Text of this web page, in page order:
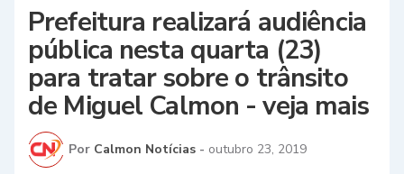
Prefeitura realizará audiência
pública nesta quarta (23)
para tratar sobre o trânsito
de Miguel Calmon - veja mais
Por Calmon Notícias - outubro 23, 2019